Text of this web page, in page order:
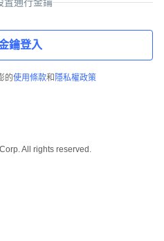
鑰登入
的使用條款和 隱私權政策
All rights reserved.